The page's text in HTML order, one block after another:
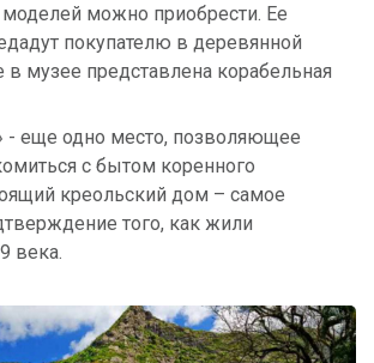
можно приобрести. Ее
покупателю в деревянной
в музее представлена корабельная
- еще одно место, позволяющее
с бытом коренного
креольский дом – самое
того, как жили
века.